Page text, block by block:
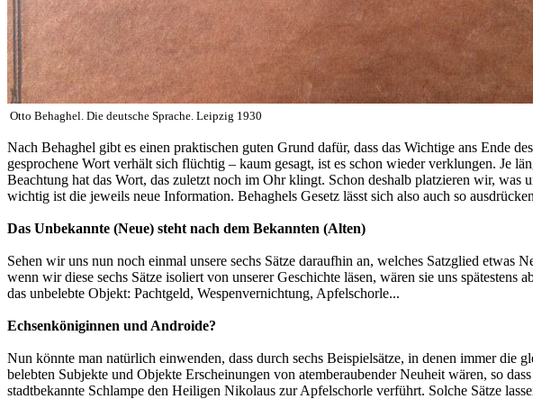
Otto Behaghel. Die deutsche Sprache. Leipzig 1930
Nach Behaghel gibt es einen praktischen guten Grund dafür, dass das Wichtige ans Ende
gesprochene Wort verhält sich flüchtig – kaum gesagt, ist es schon wieder verklungen. Je
Beachtung hat das Wort, das zuletzt noch im Ohr klingt. Schon deshalb platzieren wir, was
wichtig ist die jeweils neue Information. Behaghels Gesetz lässt sich also auch so
Das Unbekannte (Neue) steht nach dem Bekannten (Alten)
Sehen wir uns nun noch einmal unsere sechs Sätze daraufhin an, welches Satzglied etwas
wenn wir diese sechs Sätze isoliert von unserer Geschichte läsen, wären sie uns
das unbelebte Objekt: Pachtgeld, Wespenvernichtung, Apfelschorle...
Echsenköniginnen und Androide?
Nun könnte man natürlich einwenden, dass durch sechs Beispielsätze, in denen immer die
belebten Subjekte und Objekte Erscheinungen von atemberaubender Neuheit wären, so
stadtbekannte Schlampe den Heiligen Nikolaus zur Apfelschorle verführt. Solche Sätze